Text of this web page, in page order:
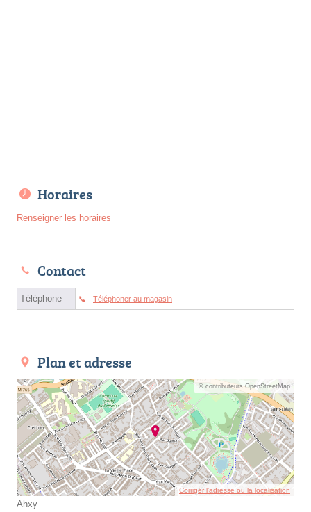
Horaires
Renseigner les horaires
Contact
Téléphone Téléphoner au magasin
Plan et adresse
© contributeurs OpenStreetMap
Corriger l’adresse ou la localisation
Ahxy